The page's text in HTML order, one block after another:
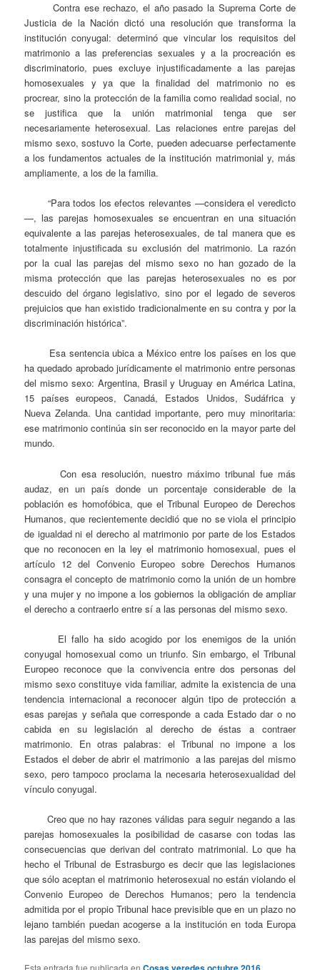
Contra ese rechazo, el año pasado la Suprema Corte de
Justicia de la Nación dictó una resolución que transforma la
institución conyugal: determinó que vincular los requisitos del
matrimonio a las preferencias sexuales y a la procreación es
discriminatorio, pues excluye injustificadamente a las parejas
homosexuales y ya que la finalidad del matrimonio no es
procrear, sino la protección de la familia como realidad social, no
se justifica que la unión matrimonial tenga que ser
necesariamente heterosexual. Las relaciones entre parejas del
mismo sexo, sostuvo la Corte, pueden adecuarse perfectamente
a los fundamentos actuales de la institución matrimonial y, más
ampliamente, a los de la familia.
“Para todos los efectos relevantes —considera el veredicto
—, las parejas homosexuales se encuentran en una situación
equivalente a las parejas heterosexuales, de tal manera que es
totalmente injustificada su exclusión del matrimonio. La razón
por la cual las parejas del mismo sexo no han gozado de la
misma protección que las parejas heterosexuales no es por
descuido del órgano legislativo, sino por el legado de severos
prejuicios que han existido tradicionalmente en su contra y por la
discriminación histórica”.
Esa sentencia ubica a México entre los países en los que
ha quedado aprobado jurídicamente el matrimonio entre personas
del mismo sexo: Argentina, Brasil y Uruguay en América Latina,
15 países europeos, Canadá, Estados Unidos, Sudáfrica y
Nueva Zelanda. Una cantidad importante, pero muy minoritaria:
ese matrimonio continúa sin ser reconocido en la mayor parte del
mundo.
Con esa resolución, nuestro máximo tribunal fue más
audaz, en un país donde un porcentaje considerable de la
población es homofóbica, que el Tribunal Europeo de Derechos
Humanos, que recientemente decidió que no se viola el principio
de igualdad ni el derecho al matrimonio por parte de los Estados
que no reconocen en la ley el matrimonio homosexual, pues el
artículo 12 del Convenio Europeo sobre Derechos Humanos
consagra el concepto de matrimonio como la unión de un hombre
y una mujer y no impone a los gobiernos la obligación de ampliar
el derecho a contraerlo entre sí a las personas del mismo sexo.
El fallo ha sido acogido por los enemigos de la unión
conyugal homosexual como un triunfo. Sin embargo, el Tribunal
Europeo reconoce que la convivencia entre dos personas del
mismo sexo constituye vida familiar, admite la existencia de una
tendencia internacional a reconocer algún tipo de protección a
esas parejas y señala que corresponde a cada Estado dar o no
cabida en su legislación al derecho de éstas a contraer
matrimonio. En otras palabras: el Tribunal no impone a los
Estados el deber de abrir el matrimonio a las parejas del mismo
sexo, pero tampoco proclama la necesaria heterosexualidad del
vínculo conyugal.
Creo que no hay razones válidas para seguir negando a las
parejas homosexuales la posibilidad de casarse con todas las
consecuencias que derivan del contrato matrimonial. Lo que ha
hecho el Tribunal de Estrasburgo es decir que las legislaciones
que sólo aceptan el matrimonio heterosexual no están violando el
Convenio Europeo de Derechos Humanos; pero la tendencia
admitida por el propio Tribunal hace previsible que en un plazo no
lejano también puedan acogerse a la institución en toda Europa
las parejas del mismo sexo.
Esta entrada fue publicada en